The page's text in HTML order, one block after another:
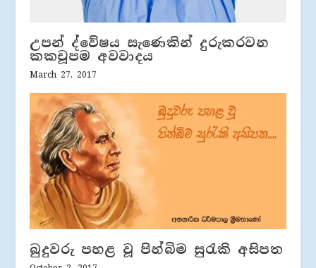
උපන් ද්වේෂය සැණෙකින් දුරුකරවන
කකචූපම අවවාදය
March 27, 2017
බුදුවරු පහළ වූ පින්බිම සුරැකි අසිපත